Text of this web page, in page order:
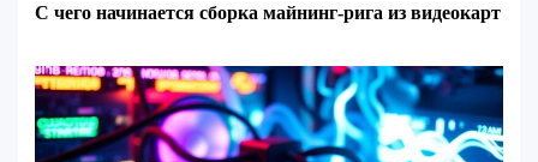
С чего начинается сборка майнинг-рига из видеокарт